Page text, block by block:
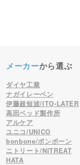
メーカーから選ぶ
ダイヤ工業
ナガイレーベン
伊藤超短波/ITO-LATER
高田ベッド製作所
アルケア
ユニコ/UNICO
bonbone/ボンボーン
ニトリート/NITREAT
HATA